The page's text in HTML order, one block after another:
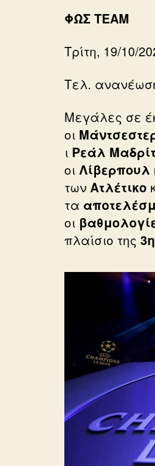
ΦΩΣ TEAM
Τρίτη, 19/10/
Τελ.
Μεγάλες σε
οι
ι Ρεάλ
οι Λίβερπουλ
των Ατλέτικο
τα
οι
πλαίσιο της